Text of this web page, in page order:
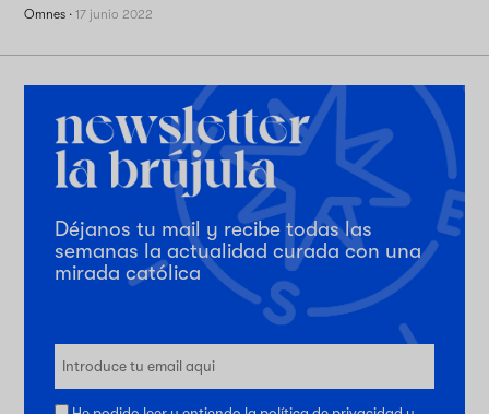
Omnes ·17 junio 2022
Déjanos tu mail y recibe todas las
semanas la actualidad curada con una
mirada católica